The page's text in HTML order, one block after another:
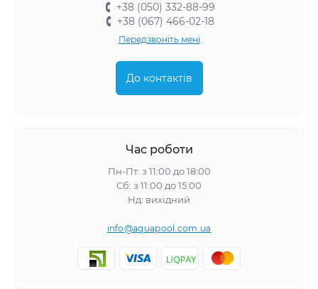
+38 (050) 332-88-99
+38 (067) 466-02-18
Передзвоніть мені
До контактів
Час роботи
Пн-Пт: з 11:00 до 18:00
Сб: з 11:00 до 15:00
Нд: вихідний
info@aquapool.com.ua